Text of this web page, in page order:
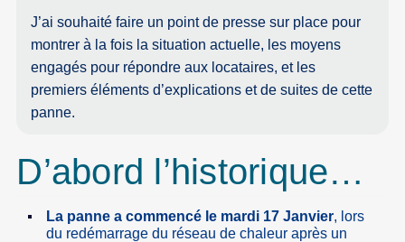
J’ai souhaité faire un point de presse sur place pour
montrer à la fois la situation actuelle, les moyens
engagés pour répondre aux locataires, et les
premiers éléments d’explications et de suites de cette
panne.
D’abord l’historique…
La panne a commencé le mardi 17 Janvier, lors
du redémarrage du réseau de chaleur après un